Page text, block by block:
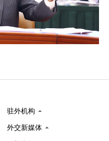
驻外机构
外交新媒体